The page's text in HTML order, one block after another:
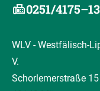
0251/
WLV - Westfälisch-
V.
Schorlemerstraße 15